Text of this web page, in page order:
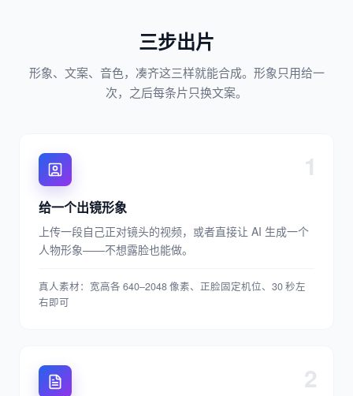
三步出片
形象、文案、音色，凑齐这三样就能合成。形象只用给一
次，之后每条片只换文案。
1
给一个出镜形象
上传一段自己正对镜头的视频，或者直接让 AI 生成一个
人物形象——不想露脸也能做。
真人素材：宽高各 640–2048 像素、正脸固定机位、30 秒左
右即可
2